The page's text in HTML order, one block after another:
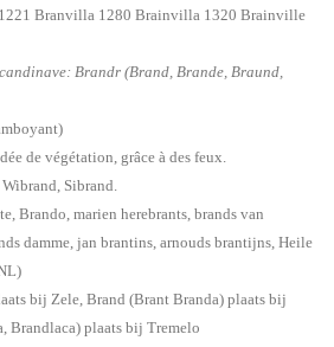
Branvilla 1280 Brainvilla 1320 Brainville
Brandr (Brand, Brande, Braund,
de végétation, grâce à des feux.
Sibrand.
Brando, marien herebrants, brands van
damme, jan brantins, arnouds brantijns, Heile
bij Zele, Brand (Brant Branda) plaats bij
Brandlaca) plaats bij Tremelo